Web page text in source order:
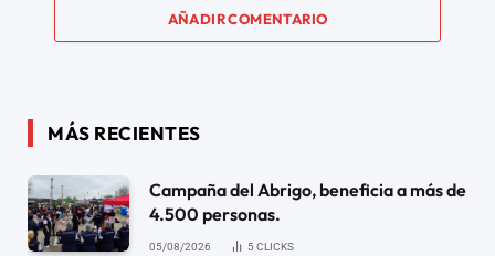
AÑADIR COMENTARIO
MÁS RECIENTES
Campaña del Abrigo, beneficia a más de
4.500 personas.
05/08/2026 5CLICKS